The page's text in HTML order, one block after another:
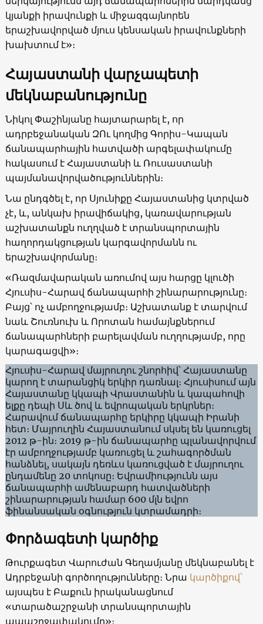
կյանքի իրավունքի և միջազգայնորեն
երաշխավորված մյուս կենսական իրավունքների
խախտում է»։
Հայաստանի վարչապետի
մեկնաբանությունը
Նիկոլ Փաշինյանը հայտարարել է, որ
ադրբեջանական ԶՈւ կողմից Գորիս-Կապան
ճանապարհային հատվածի արգելափակումը
հակասում է Հայաստանի և Ռուսաստանի
պայմանավորվածություններին։
Նա ընդգծել է, որ Սյունիքը Հայաստանից կտրված
չէ, և, անկախ իրավիճակից, կառավարության
աշխատանքն ուղղված է տրանսպորտային
հաղորդակցության կարգավորմանն ու
երաշխավորմանը։
«Ռազմավարական առումով այս հարցը կլուծի
Հյուսիս-Հարավ ճանապարհի շինարարությունը։
Բայց՝ ոչ ամբողջությամբ։ Աշխատանք է տարվում
նաև Շուռնուխ և Որոտան համայնքներում
ճանապարհների բարելավման ուղղությամբ, որը
կարագացվի»։
Հյուսիս-Հարավ մայրուղու շնորհիվ՝ Հայաստանը
կարող է տարանցիկ երկիր դառնալ։ Հյուսիսում այն
Հայաստանը կկապի Վրաստանին և կապահովի
ելքը դեպի Սև ծով և եվրոպական երկրներ։
Հարավում ճանապարհը երկիրը կկապի Իրանի
հետ։ Մայրուղին Հայաստանում սկսել են կառուցել
2012 թ-ին։ 2019 թ-ին ճանապարհը պլանավորվում
էր ամբողջությամբ կառուցել և շահագործման
հանձնել, սակայն դեռևս կառուցված է մայրուղու
ընդամենը 20 տոկոսը։ Եվրամիությունն այս
ճանապարհի ամենաբարդ հատվածների
շինարարության համար 600 մլն եվրո
ֆինանսական օգնություն կտրամադրի։
Փորձագետի կարծիք
Թուրքագետ Վարուժան Գեղամյանը մեկնաբանել է
Ադրբեջանի գործողությունները։ Նրա կարծիքով՝
այսպես է Բաքուն իրականացնում
«տարածաշրջանի տրանսպորտային
ապաշրջափակումը»։